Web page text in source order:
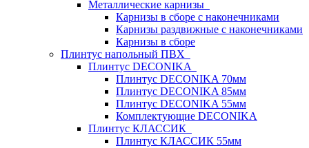
Металлические карнизы
Карнизы в сборе с наконечниками
Карнизы раздвижные с наконечниками
Карнизы в сборе
Плинтус напольный ПВХ
Плинтус DECONIKA
Плинтус DECONIKA 70мм
Плинтус DECONIKA 85мм
Плинтус DECONIKA 55мм
Комплектующие DECONIKA
Плинтус КЛАССИК
Плинтус КЛАССИК 55мм